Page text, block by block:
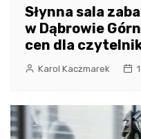
Słynna sala
w Dąbrowie
cen dla
Karol Kaczmarek